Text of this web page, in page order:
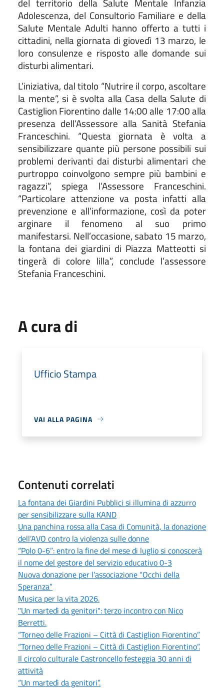
del territorio della Salute Mentale Infanzia
Adolescenza, del Consultorio Familiare e della
Salute Mentale Adulti hanno offerto a tutti i
cittadini, nella giornata di giovedì 13 marzo, le
loro consulenze e risposto alle domande sui
disturbi alimentari.
L’iniziativa, dal titolo “Nutrire il corpo, ascoltare
la mente”, si è svolta alla Casa della Salute di
Castiglion Fiorentino dalle 14:00 alle 17:00 alla
presenza dell’Assessore alla Sanità Stefania
Franceschini. “Questa giornata è volta a
sensibilizzare quante più persone possibili sui
problemi derivanti dai disturbi alimentari che
purtroppo coinvolgono sempre più bambini e
ragazzi”, spiega l’Assessore Franceschini.
“Particolare attenzione va posta infatti alla
prevenzione e all’informazione, così da poter
arginare il fenomeno al suo primo
manifestarsi. Nell’occasione, sabato 15 marzo,
la fontana dei giardini di Piazza Matteotti si
tingerà di colore lilla”, conclude l’assessore
Stefania Franceschini.
A cura di
Ufficio Stampa
VAI ALLA PAGINA
Contenuti correlati
La fontana dei Giardini Pubblici si illumina di azzurro
per sensibilizzare sulla KAND
Una panchina rossa alla Casa di Comunità, la donazione
dell’AVO contro la violenza sulle donne
“Polo 0-6”: entro la fine del mese di luglio si conoscerà
il nome del gestore del servizio educativo 0-3
Nuova donazione per l’associazione “Occhi della
Speranza”
Musica per la vita 2026.
"Un martedì da genitori": terzo incontro con Nico
Berretti.
“Torneo delle Frazioni – Città di Castiglion Fiorentino”
“Torneo delle Frazioni – Città di Castiglion Fiorentino”.
Il circolo culturale Castroncello festeggia 30 anni di
attività
“Un martedì da genitori”.